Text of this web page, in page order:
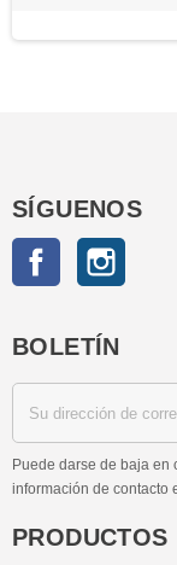
SÍGUENOS
Facebook
BOLETÍN
Puede darse de baja en
información de contacto
PRODUCTOS